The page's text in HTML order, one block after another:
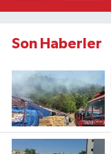
Son Haberler